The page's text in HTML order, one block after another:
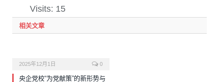
Visits: 15
相关文章
2025年12月1日 0
央企党校“为党献策”的新形势与